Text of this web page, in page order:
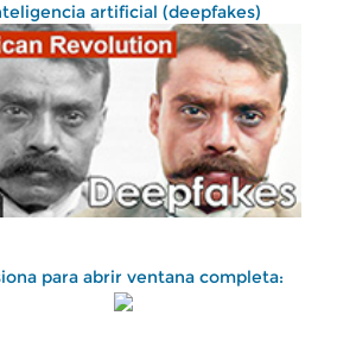
artificial (deepfakes)
para abrir ventana completa: